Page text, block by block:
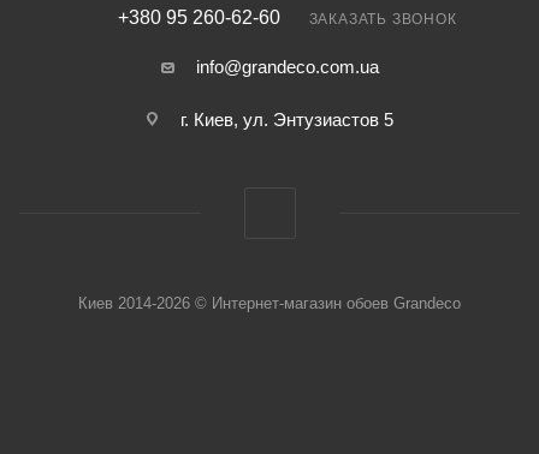
+380 95 260-62-60 ЗАКАЗАТЬ ЗВОНОК
info@grandeco.com.ua
г. Киев, ул. Энтузиастов 5
Киев 2014-2026 © Интернет-магазин обоев Grandeco